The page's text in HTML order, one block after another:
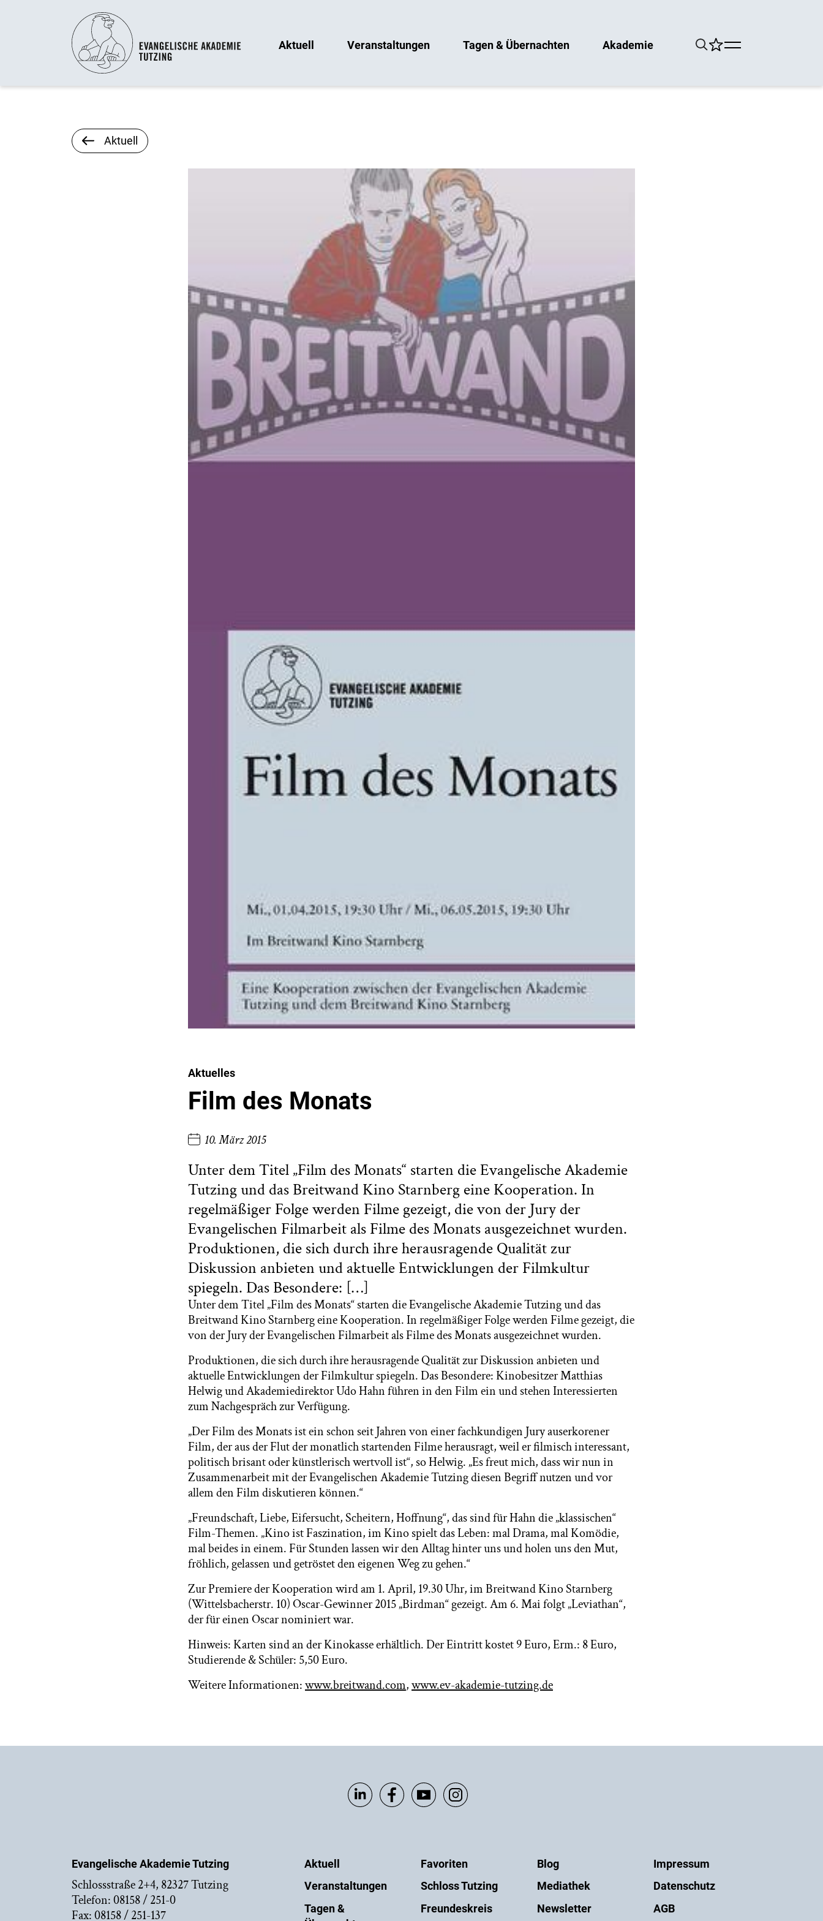
Aktuell Veranstaltungen Tagen & Übernachten Akademie
Aktuell
Aktuelles
Film des Monats
10. März 2015
Unter dem Titel „Film des Monats“ starten die Evangelische Akademie
Tutzing und das Breitwand Kino Starnberg eine Kooperation. In
regelmäßiger Folge werden Filme gezeigt, die von der Jury der
Evangelischen Filmarbeit als Filme des Monats ausgezeichnet wurden.
Produktionen, die sich durch ihre herausragende Qualität zur
Diskussion anbieten und aktuelle Entwicklungen der Filmkultur
spiegeln. Das Besondere: […]
Unter dem Titel „Film des Monats“ starten die Evangelische Akademie Tutzing und das
Breitwand Kino Starnberg eine Kooperation. In regelmäßiger Folge werden Filme gezeigt, die
von der Jury der Evangelischen Filmarbeit als Filme des Monats ausgezeichnet wurden.
Produktionen, die sich durch ihre herausragende Qualität zur Diskussion anbieten und
aktuelle Entwicklungen der Filmkultur spiegeln. Das Besondere: Kinobesitzer Matthias
Helwig und Akademiedirektor Udo Hahn führen in den Film ein und stehen Interessierten
zum Nachgespräch zur Verfügung.
„Der Film des Monats ist ein schon seit Jahren von einer fachkundigen Jury auserkorener
Film, der aus der Flut der monatlich startenden Filme herausragt, weil er filmisch interessant,
politisch brisant oder künstlerisch wertvoll ist“, so Helwig. „Es freut mich, dass wir nun in
Zusammenarbeit mit der Evangelischen Akademie Tutzing diesen Begriff nutzen und vor
allem den Film diskutieren können.“
„Freundschaft, Liebe, Eifersucht, Scheitern, Hoffnung“, das sind für Hahn die „klassischen“
Film-Themen. „Kino ist Faszination, im Kino spielt das Leben: mal Drama, mal Komödie,
mal beides in einem. Für Stunden lassen wir den Alltag hinter uns und holen uns den Mut,
fröhlich, gelassen und getröstet den eigenen Weg zu gehen.“
Zur Premiere der Kooperation wird am 1. April, 19.30 Uhr, im Breitwand Kino Starnberg
(Wittelsbacherstr. 10) Oscar-Gewinner 2015 „Birdman“ gezeigt. Am 6. Mai folgt „Leviathan“,
der für einen Oscar nominiert war.
Hinweis: Karten sind an der Kinokasse erhältlich. Der Eintritt kostet 9 Euro, Erm.: 8 Euro,
Studierende & Schüler: 5,50 Euro.
Weitere Informationen:www.breitwand.com,www.ev-akademie-tutzing.de
Evangelische Akademie Tutzing
Schlossstraße 2+4, 82327 Tutzing
Telefon: 08158 / 251-0
Fax: 08158 / 251-137
Aktuell
Veranstaltungen
Tagen &
Favoriten
Schloss Tutzing
Freundeskreis
Blog
Mediathek
Newsletter
Impressum
Datenschutz
AGB